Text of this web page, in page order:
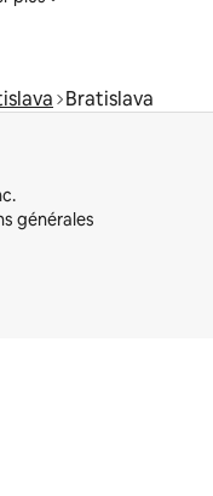
Bratislava
générales